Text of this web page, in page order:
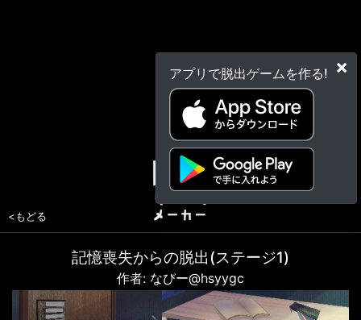
×
アプリで脱出ゲームを作る!
<もどる
記憶喪失からの脱出(ステージ1)
作者: なびー@hsyygc